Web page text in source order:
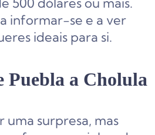
informar-se e a ver
ideais para si.
Puebla a Cholula
uma surpresa, mas